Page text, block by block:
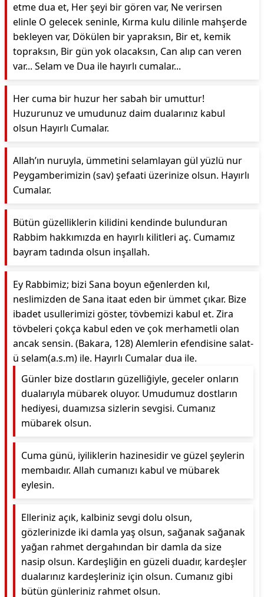
etme dua et, Her şeyi bir gören var, Ne verirsen
elinle O gelecek seninle, Kırma kulu dilinle mahşerde
bekleyen var, Dökülen bir yapraksın, Bir et, kemik
topraksın, Bir gün yok olacaksın, Can alıp can veren
var... Selam ve Dua ile hayırlı cumalar...
Her cuma bir huzur her sabah bir umuttur!
Huzurunuz ve umudunuz daim dualarınız kabul
olsun Hayırlı Cumalar.
Allah’ın nuruyla, ümmetini selamlayan gül yüzlü nur
Peygamberimizin (sav) şefaati üzerinize olsun. Hayırlı
Cumalar.
Bütün güzelliklerin kilidini kendinde bulunduran
Rabbim hakkımızda en hayırlı kilitleri aç. Cumamız
bayram tadında olsun inşallah.
Ey Rabbimiz; bizi Sana boyun eğenlerden kıl,
neslimizden de Sana itaat eden bir ümmet çıkar. Bize
ibadet usullerimizi göster, tövbemizi kabul et. Zira
tövbeleri çokça kabul eden ve çok merhametli olan
ancak sensin. (Bakara, 128) Alemlerin efendisine salat-
ü selam(a.s.m) ile. Hayırlı Cumalar dua ile.
Günler bize dostların güzelliğiyle, geceler onların
dualarıyla mübarek oluyor. Umudumuz dostların
hediyesi, duamızsa sizlerin sevgisi. Cumanız
mübarek olsun.
Cuma günü, iyiliklerin hazinesidir ve güzel şeylerin
membaıdır. Allah cumanızı kabul ve mübarek
eylesin.
Elleriniz açık, kalbiniz sevgi dolu olsun,
gözlerinizde iki damla yaş olsun, sağanak sağanak
yağan rahmet dergahından bir damla da size
nasip olsun. Kardeşliğin en güzeli duadır, kardeşler
dualarınız kardeşleriniz için olsun. Cumanız gibi
bütün günleriniz rahmet olsun.